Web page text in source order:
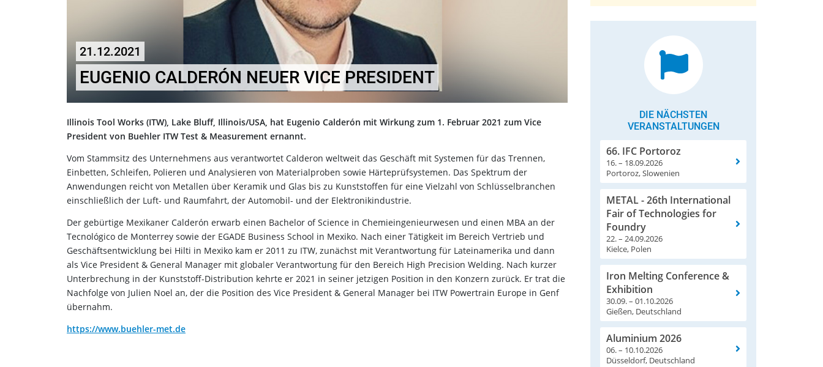
21.12.2021
EUGENIO CALDERÓN NEUER VICE PRESIDENT
Illinois Tool Works (ITW), Lake Bluff, Illinois/USA, hat Eugenio Calderón mit Wirkung zum 1. Februar 2021 zum Vice
President von Buehler ITW Test & Measurement ernannt.
Vom Stammsitz des Unternehmens aus verantwortet Calderon weltweit das Geschäft mit Systemen für das Trennen,
Einbetten, Schleifen, Polieren und Analysieren von Materialproben sowie Härteprüfsystemen. Das Spektrum der
Anwendungen reicht von Metallen über Keramik und Glas bis zu Kunststoffen für eine Vielzahl von Schlüsselbranchen
einschließlich der Luft- und Raumfahrt, der Automobil- und der Elektronikindustrie.
Der gebürtige Mexikaner Calderón erwarb einen Bachelor of Science in Chemieingenieurwesen und einen MBA an der
Tecnológico de Monterrey sowie der EGADE Business School in Mexiko. Nach einer Tätigkeit im Bereich Vertrieb und
Geschäftsentwicklung bei Hilti in Mexiko kam er 2011 zu ITW, zunächst mit Verantwortung für Lateinamerika und dann
als Vice President & General Manager mit globaler Verantwortung für den Bereich High Precision Welding. Nach kurzer
Unterbrechung in der Kunststoff-Distribution kehrte er 2021 in seiner jetzigen Position in den Konzern zurück. Er trat die
Nachfolge von Julien Noel an, der die Position des Vice President & General Manager bei ITW Powertrain Europe in Genf
übernahm.
https://www.buehler-met.de
DIE NÄCHSTEN
VERANSTALTUNGEN
66. IFC Portoroz
16. – 18.09.2026
Portoroz, Slowenien
METAL - 26th International
Fair of Technologies for
Foundry
22. – 24.09.2026
Kielce, Polen
Iron Melting Conference &
Exhibition
30.09. – 01.10.2026
Gießen, Deutschland
Aluminium 2026
06. – 10.10.2026
Düsseldorf, Deutschland